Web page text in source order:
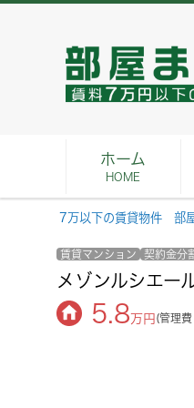
ホーム
HOME
7万以下の賃貸物件 部
賃貸マンション 契約金分
メゾンルシエー
5.8 万円 (管理費